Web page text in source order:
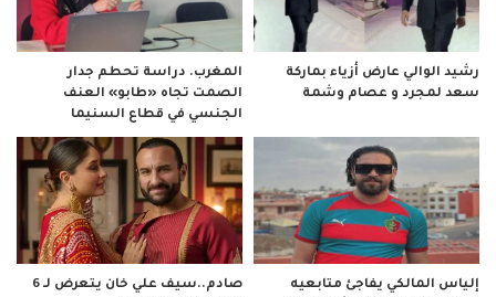
رشيد الوالي عارض أزياء بماركة
سعد لمجرد و عصام وشمة
المغرب. دراسة تحطم جدار
الصمت تجاه «طابو» العنف
الجنسي في قطاع السنيما
إلياس المالكي يفاجئ متابعيه
صادم..سيف علي خان يتعرض لـ 6